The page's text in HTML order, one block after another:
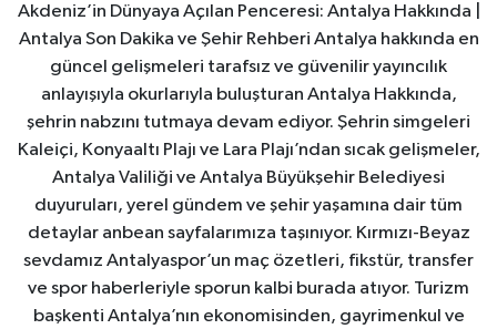
Akdeniz’in Dünyaya Açılan Penceresi: Antalya Hakkında |
Antalya Son Dakika ve Şehir Rehberi Antalya hakkında en
güncel gelişmeleri tarafsız ve güvenilir yayıncılık
anlayışıyla okurlarıyla buluşturan Antalya Hakkında,
şehrin nabzını tutmaya devam ediyor. Şehrin simgeleri
Kaleiçi, Konyaaltı Plajı ve Lara Plajı’ndan sıcak gelişmeler,
Antalya Valiliği ve Antalya Büyükşehir Belediyesi
duyuruları, yerel gündem ve şehir yaşamına dair tüm
detaylar anbean sayfalarımıza taşınıyor. Kırmızı-Beyaz
sevdamız Antalyaspor’un maç özetleri, fikstür, transfer
ve spor haberleriyle sporun kalbi burada atıyor. Turizm
başkenti Antalya’nın ekonomisinden, gayrimenkul ve